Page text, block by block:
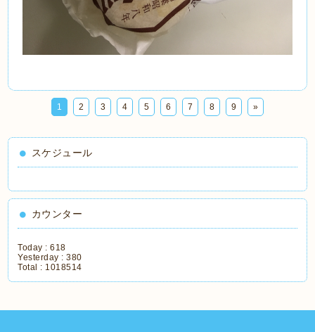
1 2 3 4 5 6 7 8 9 »
スケジュール
カウンター
Today :618
Yesterday :380
Total : 1018514